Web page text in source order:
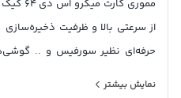
از سرعتی بالا و ظرفیت
حرفه‌ای نظیر سورفیس و ..
نمایش بیشتر